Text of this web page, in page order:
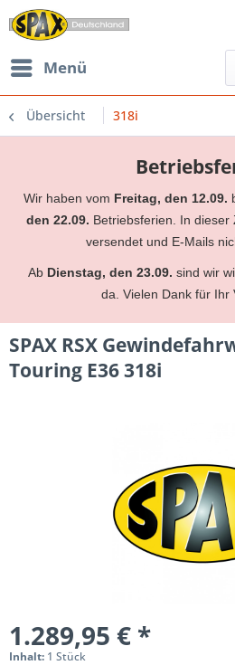
Menü
Übersicht 318i
Wir haben vom Freitag, den 12.09.
den 22.09. Betriebsferien. In
versendet und E-Mails
Ab Dienstag, den 23.09. sind wir
da. Vielen Dank für Ihr
SPAX RSX
Touring E36 318i
1.289,95 € *
Inhalt: 1 Stück